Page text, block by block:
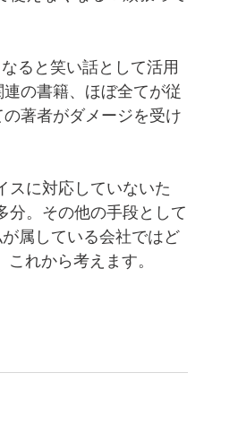
ると笑い話として活用
の書籍、ほぼ全てが従
著者がダメージを受け
に対応していないた
。その他の手段として
属している会社ではど
れから考えます。